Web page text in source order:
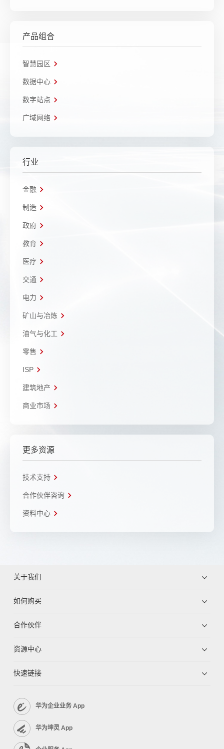
产品组合
智慧园区
数据中心
数字站点
广域网络
行业
金融
制造
政府
教育
医疗
交通
电力
矿山与冶炼
油气与化工
零售
ISP
建筑地产
商业市场
更多资源
技术支持
合作伙伴咨询
资料中心
关于我们
如何购买
合作伙伴
资源中心
快速链接
华为企业业务 App
华为坤灵 App